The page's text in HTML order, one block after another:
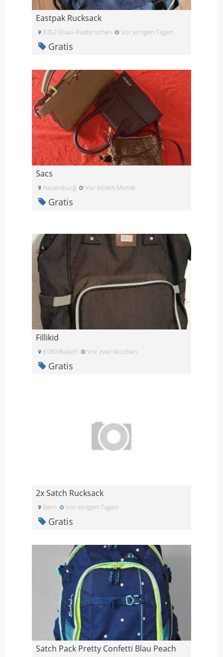
Eastpak Rucksack
8352 Elsau-Raeterschen Vor einigen Tagen
Gratis
Sacs
Neuenburg Vor einem Monat
Gratis
Fillikid
8180 Bulach Vor zwei Wochen
Gratis
2x Satch Rucksack
Bern Vor einigen Tagen
Gratis
Satch Pack Pretty Confetti Blau Peach